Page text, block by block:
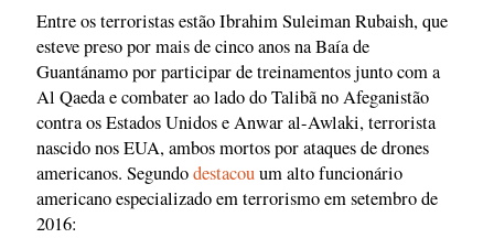
Entre os terroristas estão Ibrahim Suleiman Rubaish, que
esteve preso por mais de cinco anos na Baía de
Guantánamo por participar de treinamentos junto com a
Al Qaeda e combater ao lado do Talibã no Afeganistão
contra os Estados Unidos e Anwar al-Awlaki, terrorista
nascido nos EUA, ambos mortos por ataques de drones
americanos. Segundodestacouum alto funcionário
americano especializado em terrorismo em setembro de
2016: